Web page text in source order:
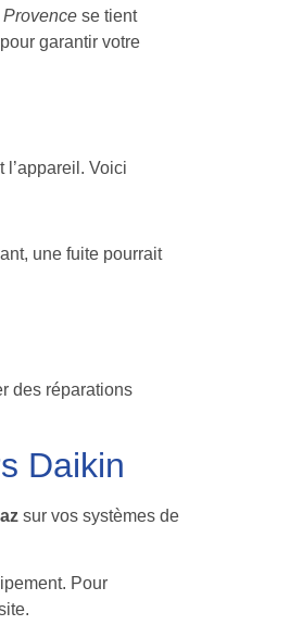
se tient
garantir votre
Voici
une fuite pourrait
des réparations
Daikin
sur vos systèmes de
Pour